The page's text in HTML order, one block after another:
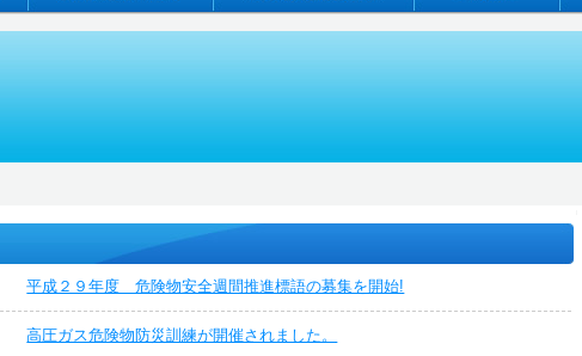
平成２９年度 危険物安全週間推進標語の募集を開始!
高圧ガス危険物防災訓練が開催されました。